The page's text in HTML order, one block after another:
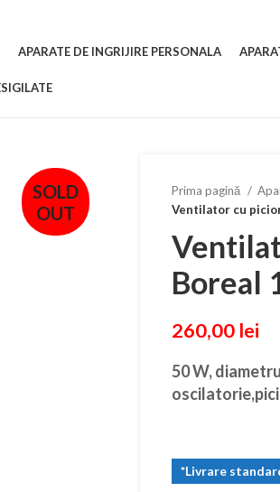
APARATE DE INGRIJIRE PERSONALA
SOLD
OUT
Prima pagină
Ventilator cu
Boreal
260,00 lei
50 W,
*Livrare